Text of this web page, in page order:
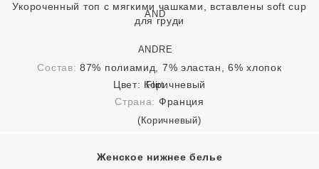
Укороченный топ с мягкими чашками, вставлены soft cup
для груди
Состав:87% полиамид, 7% эластан, 6% хлопок
Цвет: Коричневый
Страна: Франция
Женское нижнее белье